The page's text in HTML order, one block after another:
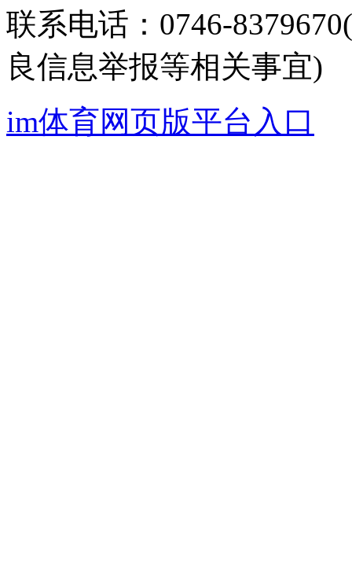
联系电话：0746-
良信息举报等相关事宜)
im体育网页版平台入口